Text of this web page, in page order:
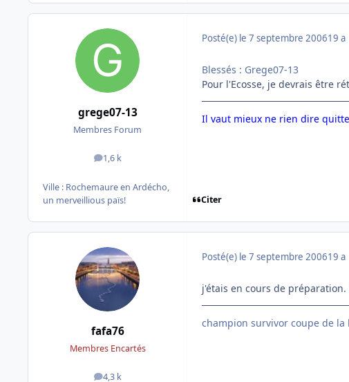
grege07-13
Membres Forum
1,6 k
messages
Ville : Rochemaure en Ardécho,
un merveillious païs!
Posté(e) le 7 septembre 200619 a
Blessés : Grege07-13
Pour l'Ecosse, je devrais être
Il vaut mieux ne rien dire
Citer
fafa76
Membres Encartés
4,3 k
Posté(e) le 7 septembre 200619 a
j'étais en cours de
champion survivor coupe de la